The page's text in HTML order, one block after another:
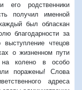
его родственники
получил именной
был обласкан
благодарности за
чтецов
о жизненном пути
колено в особо
поражены! Слова
адреса